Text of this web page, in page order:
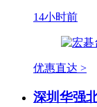
14小时前
优惠直达 >
深圳华强